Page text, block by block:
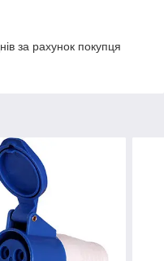
за рахунок покупця